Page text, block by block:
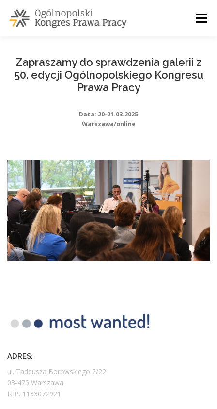
treści
Menu
Zapraszamy do sprawdzenia galerii z
50. edycji Ogólnopolskiego Kongresu
Prawa Pracy
Data: 20-21.03.2025
Warszawa/online
ADRES:
ul. Tadeusza Borowskiego 2/22
03-475 Warszawa
NIP: 1133072921